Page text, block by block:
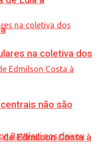
Edmilson Costa à
na coletiva dos
não são